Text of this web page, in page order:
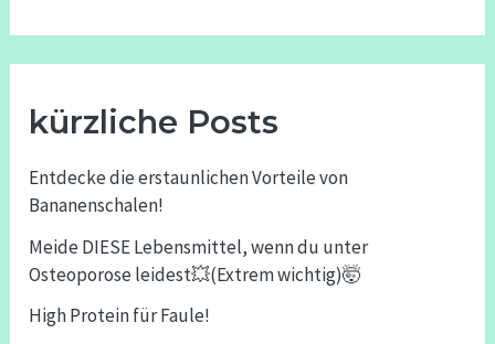
kürzliche Posts
Entdecke die erstaunlichen Vorteile von
Bananenschalen!
Meide DIESE Lebensmittel, wenn du unter
Osteoporose leidest💥(Extrem wichtig)🤯
High Protein für Faule!